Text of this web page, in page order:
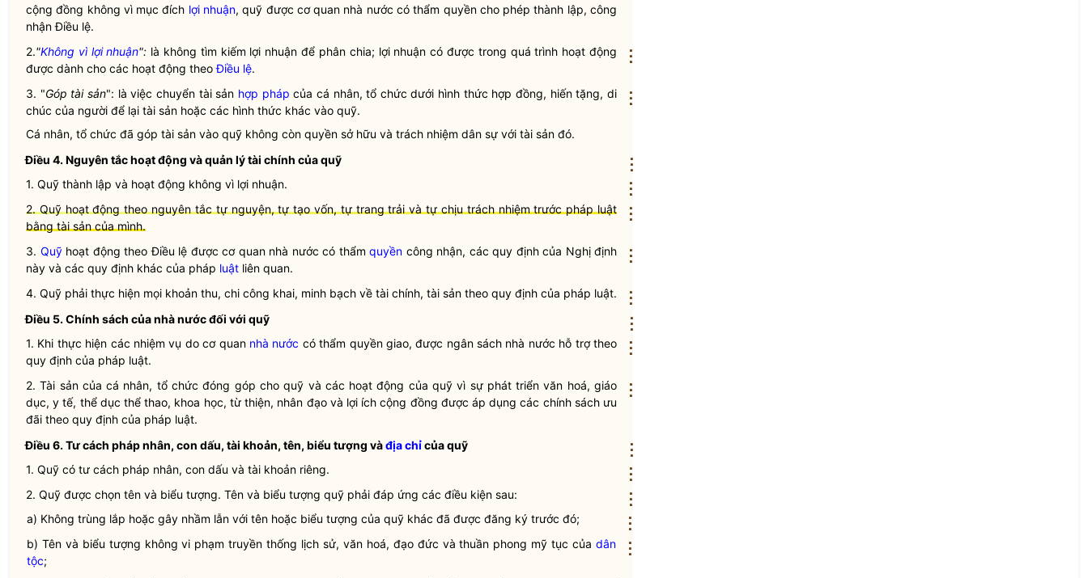
cộng đồng không vì mục đích lợi nhuận, quỹ được cơ quan nhà nước có thẩm quyềncho phép thành lập, công
nhậnĐiều lệ.
2."Không vì lợi nhuận": là không tìm kiếm lợi nhuận để phân chia; lợi nhuận có được trong quá trình hoạt động
được dành cho các hoạt động theoĐiều lệ.
3. "Góp tài sản": là việc chuyển tài sản hợp pháp của cá nhân, tổ chức dưới hình thức hợp đồng, hiến tặng, di
chúc của người để lại tài sản hoặc các hình thức khác vào quỹ.
Cá nhân, tổ chức đã góp tài sản vào quỹ không còn quyền sở hữu và trách nhiệm dân sự với tài sản đó.
Điều 4. Nguyên tắc hoạt động và quản lý tài chính của quỹ
1. Quỹ thành lập và hoạt động không vì lợi nhuận.
2. Quỹ hoạt động theo nguyên tắc tự nguyện, tự tạo vốn, tự trang trải và tự chịu trách nhiệm trước pháp luật
bằng tài sản của mình.
3. Quỹhoạt động theoĐiều lệ được cơ quan nhà nước có thẩm quyền công nhận, các quy định của Nghị định
này và các quy định khác của pháp luật liên quan.
4. Quỹ phải thực hiện mọi khoản thu, chi công khai, minh bạch về tài chính, tài sản theo quy định của pháp luật.
Điều 5. Chính sách củanhà nướcđối với quỹ
1. Khi thực hiện các nhiệm vụ do cơ quan nhà nước có thẩm quyềngiao, được ngân sách nhà nước hỗ trợ theo
quy định của pháp luật.
2. Tài sản của cá nhân, tổ chức đóng góp choquỹ và các hoạt động của quỹvì sự phát triển văn hoá, giáo
dục, y tế, thể dục thể thao, khoa học, từ thiện, nhân đạo và lợi ích cộng đồng được áp dụng các chính sách ưu
đãi theo quy định của pháp luật.
Điều 6. Tư cách pháp nhân, con dấu, tài khoản, tên, biểu tượng vàđịa chỉcủa quỹ
1. Quỹ có tư cách pháp nhân, con dấu và tài khoản riêng.
2. Quỹ được chọn tên và biểu tượng. Tên và biểu tượng quỹ phải đáp ứng các điều kiện sau:
a) Không trùng lắp hoặc gây nhầm lẫn với tên hoặc biểu tượng của quỹ khác đã được đăng ký trước đó;
b) Tên và biểu tượng không vi phạm truyền thống lịch sử, văn hoá, đạo đức và thuần phong mỹ tục của dân
tộc;
⋮
⋮
⋮
⋮
⋮
⋮
⋮
⋮
⋮
⋮
⋮
⋮
⋮
⋮
⋮